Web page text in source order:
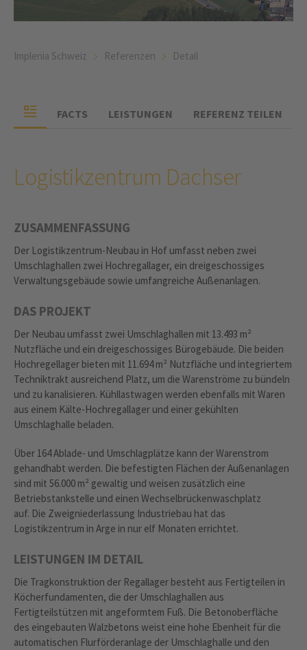
Implenia Schweiz Referenzen Detail
FACTS LEISTUNGEN REFERENZ TEILEN
Logistikzentrum Dachser
ZUSAMMENFASSUNG
Der Logistikzentrum-Neubau in Hof umfasst neben zwei
Umschlaghallen zwei Hochregallager, ein dreigeschossiges
Verwaltungsgebäude sowie umfangreiche Außenanlagen.
DAS PROJEKT
Der Neubau umfasst zwei Umschlaghallen mit 13.493 m²
Nutzfläche und ein dreigeschossiges Bürogebäude. Die beiden
Hochregellager bieten mit 11.694 m² Nutzfläche und integriertem
Techniktrakt ausreichend Platz, um die Warenströme zu bündeln
und zu kanalisieren. Kühllastwagen werden ebenfalls mit Waren
aus einem Kälte-Hochregallager und einer gekühlten
Umschlaghalle beladen.
Über 164 Ablade- und Umschlagplätze kann der Warenstrom
gehandhabt werden. Die befestigten Flächen der Außenanlagen
sind mit 56.000 m² gewaltig und weisen zusätzlich eine
Betriebstankstelle und einen Wechselbrückenwaschplatz
auf. Die Zweigniederlassung Industriebau hat das
Logistikzentrum in Arge in nur elf Monaten errichtet.
LEISTUNGEN IM DETAIL
Die Tragkonstruktion der Regallager besteht aus Fertigteilen in
Köcherfundamenten, die der Umschlaghallen aus
Fertigteilstützen mit angeformtem Fuß. Die Betonoberfläche
des eingebauten Walzbetons weist eine hohe Ebenheit für die
automatischen Flurförderanlage der Umschlaghalle und den